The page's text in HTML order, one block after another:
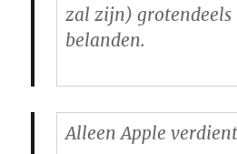
zal zijn)
belanden.
Alleen Apple verdient